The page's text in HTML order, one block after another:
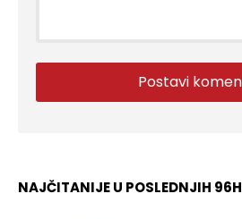
NAJČITANIJE U POSLEDNJIH 96H